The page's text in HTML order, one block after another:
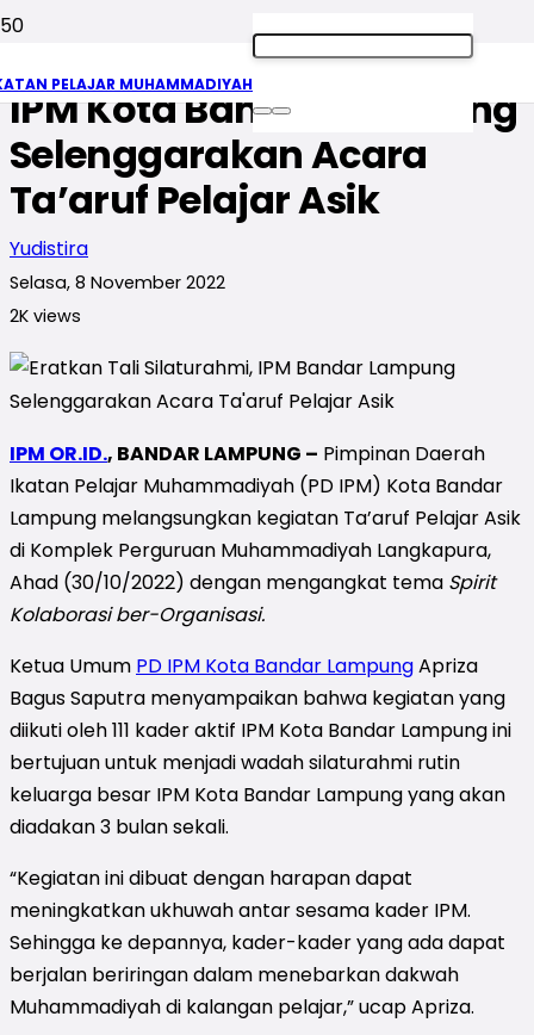
PELAJAR MUHAMMADIYAH
Eratkan Tali Silaturahmi,
IPM Kota Bandar Lampung
Selenggarakan Acara
Ta’aruf Pelajar Asik
Yudistira
Selasa, 8 November 2022
2K views
IPM OR.ID., BANDAR LAMPUNG – Pimpinan Daerah
Ikatan Pelajar Muhammadiyah (PD IPM) Kota Bandar
Lampung melangsungkan kegiatan Ta’aruf Pelajar Asik
di Komplek Perguruan Muhammadiyah Langkapura,
Ahad (30/10/2022) dengan mengangkat tema Spirit
Kolaborasi ber-Organisasi.
Ketua Umum PD IPM Kota Bandar LampungApriza
Bagus Saputra menyampaikan bahwa kegiatan yang
diikuti oleh 111 kader aktif IPM Kota Bandar Lampung ini
bertujuan untuk menjadi wadah silaturahmi rutin
keluarga besar IPM Kota Bandar Lampung yang akan
diadakan 3 bulan sekali.
“Kegiatan ini dibuat dengan harapan dapat
meningkatkan ukhuwah antar sesama kader IPM.
Sehingga ke depannya, kader-kader yang ada dapat
berjalan beriringan dalam menebarkan dakwah
Muhammadiyah di kalangan pelajar,” ucap Apriza.